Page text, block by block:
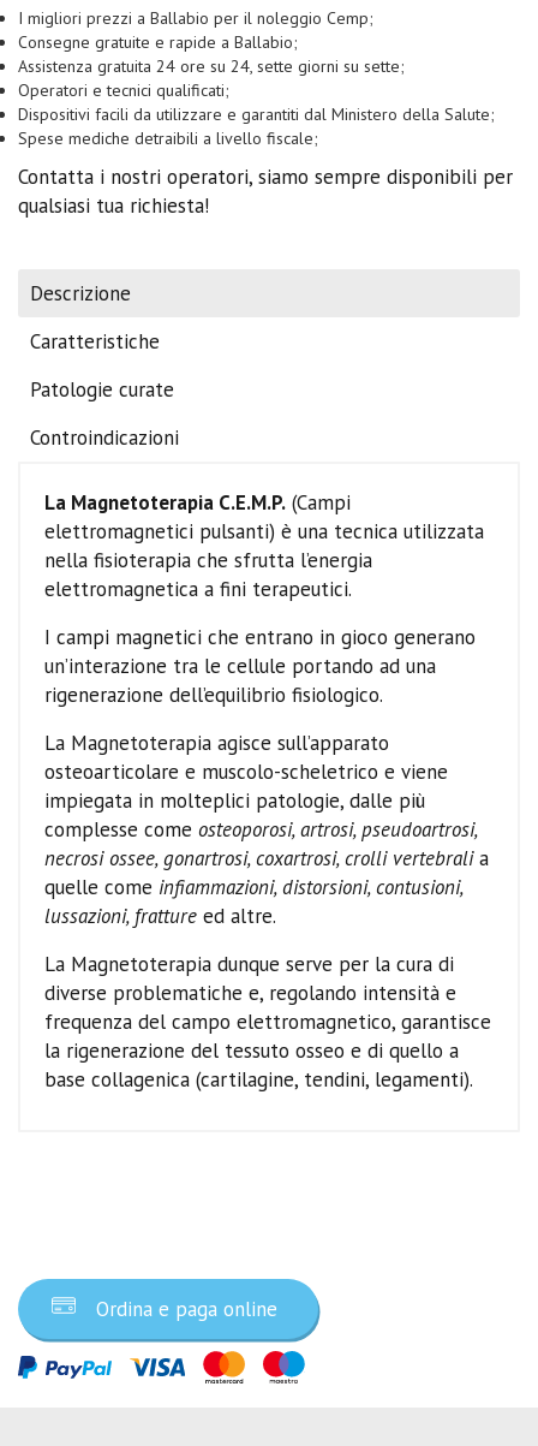
I migliori prezzi a Ballabio per il noleggio Cemp;
Consegne gratuite e rapide a Ballabio;
Assistenza gratuita 24 ore su 24, sette giorni su sette;
Operatori e tecnici qualificati;
Dispositivi facili da utilizzare e garantiti dal Ministero della Salute;
Spese mediche detraibili a livello fiscale;
Contatta i nostri operatori, siamo sempre disponibili per
qualsiasi tua richiesta!
Descrizione
Caratteristiche
Patologie curate
Controindicazioni
La Magnetoterapia C.E.M.P. (Campi
elettromagnetici pulsanti) è una tecnica utilizzata
nella fisioterapia che sfrutta l’energia
elettromagnetica a fini terapeutici.
I campi magnetici che entrano in gioco generano
un’interazione tra le cellule portando ad una
rigenerazione dell’equilibrio fisiologico.
La Magnetoterapia agisce sull’apparato
osteoarticolare e muscolo-scheletrico e viene
impiegata in molteplici patologie, dalle più
complesse come osteoporosi, artrosi, pseudoartrosi,
necrosi ossee, gonartrosi, coxartrosi, crolli vertebralia
quelle come infiammazioni, distorsioni, contusioni,
lussazioni, fratture ed altre.
La Magnetoterapia dunque serve per la cura di
diverse problematiche e, regolando intensità e
frequenza del campo elettromagnetico, garantisce
la rigenerazione del tessuto osseo e di quello a
base collagenica (cartilagine, tendini, legamenti).
Ordina e paga online